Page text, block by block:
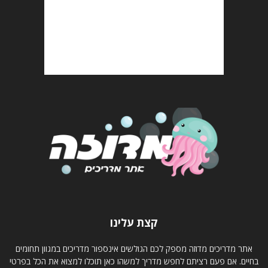
קצת עלינו
אתר מדריכים מדוזה מספק לכם הגולשים אינספור מדריכים במגוון תחומים
בחיים. אם פעם רציתם לחפש מדריך למשהו כאן תוכלו למצוא את הכל בפרטי